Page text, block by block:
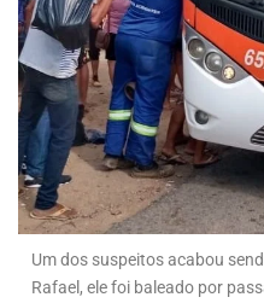
Um dos suspeitos acabou
Rafael, ele foi baleado por